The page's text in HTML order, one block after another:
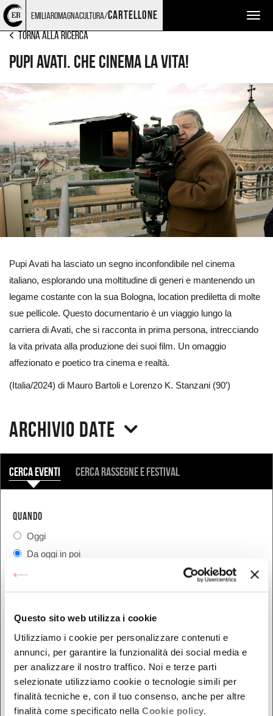
Questo sito web utilizza i cookie
Utilizziamo i cookie per personalizzare contenuti e
annunci, per garantire la funzionalità dei social media e
per analizzare il nostro traffico. Noi e terze parti
selezionate utilizziamo cookie o tecnologie simili per
finalità tecniche e, con il tuo consenso, anche per altre
finalità come specificato nella Cookie policy.
Torna
alla
home
Cerca
nel
sito
Salta
ai
contenuti
Salta
al
menu
emiliaromagnacultura/cartellone
CINEMA
Torna alla ricerca
Pupi Avati. Che cinema la vita!
Pupi Avati ha lasciato un segno inconfondibile nel cinema
italiano, esplorando una moltitudine di generi e mantenendo un
legame costante con la sua Bologna, location prediletta di molte
sue pellicole. Questo documentario è un viaggio lungo la
carriera di Avati, che si racconta in prima persona, intrecciando
la vita privata alla produzione dei suoi film. Un omaggio
affezionato e poetico tra cinema e realtà.
(Italia/2024) di Mauro Bartoli e Lorenzo K. Stanzani (90′)
Archivio date
COSA
Cerca eventi Cerca rassegne e festival
QUANDO
Oggi
Da oggi in poi
DOVE
Bologna
Ferrara
Forlì-Cesena